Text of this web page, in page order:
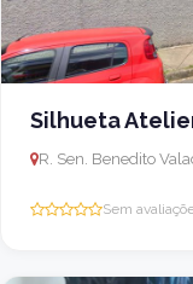
Silhueta
Sem